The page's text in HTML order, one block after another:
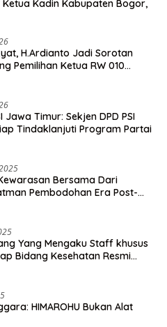
Kadin Kabupaten Bogor,
H.Ardianto Jadi Sorotan
Pemilihan Ketua RW 010
Jawa Timur: Sekjen DPD PSI
Tindaklanjuti Program Partai
Bersama Dari
Pembodohan Era Post-
Yang Mengaku Staff khusus
Bidang Kesehatan Resmi
HIMAROHU Bukan Alat